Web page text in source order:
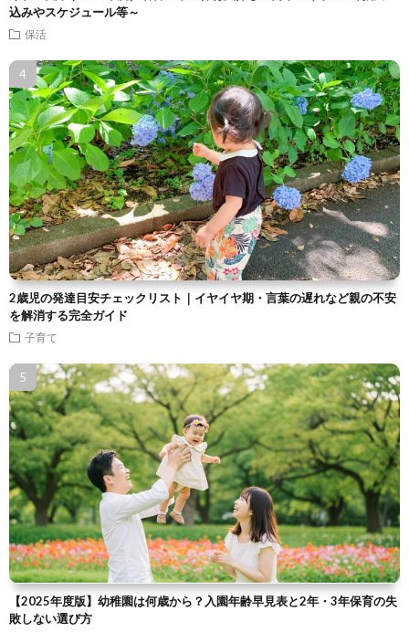
込みやスケジュール等～
保活
2歳児の発達目安チェックリスト｜イヤイヤ期・言葉の遅れなど親の不安
を解消する完全ガイド
子育て
【2025年度版】幼稚園は何歳から？入園年齢早見表と2年・3年保育の失
敗しない選び方